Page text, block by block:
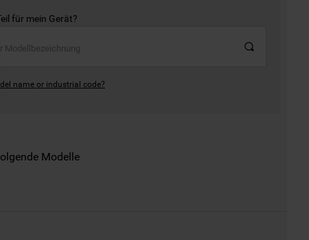
für mein Gerät?
name or industrial code?
Modelle